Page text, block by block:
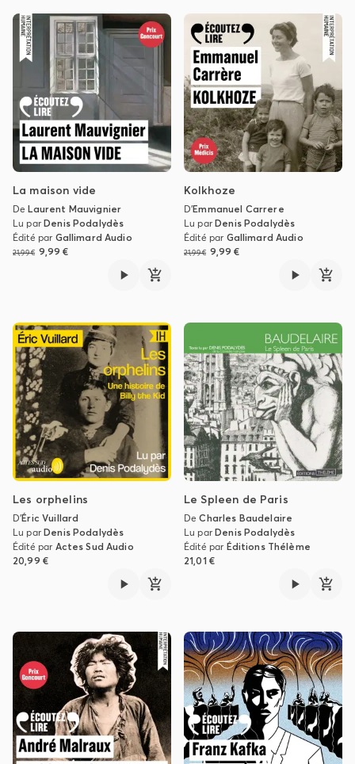
La maison vide
DeLaurent Mauvignier
Lu parDenis Podalydès
Édité par Gallimard Audio
21,99 € 9,99 €
Kolkhoze
D'Emmanuel Carrere
Lu parDenis Podalydès
Édité par Gallimard Audio
21,99 € 9,99 €
Les orphelins
D'Éric Vuillard
Lu parDenis Podalydès
Édité par Actes Sud Audio
20,99 €
Le Spleen de Paris
DeCharles Baudelaire
Lu parDenis Podalydès
Édité par Éditions Thélème
21,01 €